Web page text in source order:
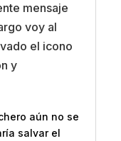
mensaje
voy al
el icono
y
aún no se
salvar el